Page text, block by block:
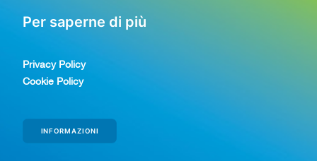
Per saperne di più
Privacy Policy
Cookie Policy
INFORMAZIONI